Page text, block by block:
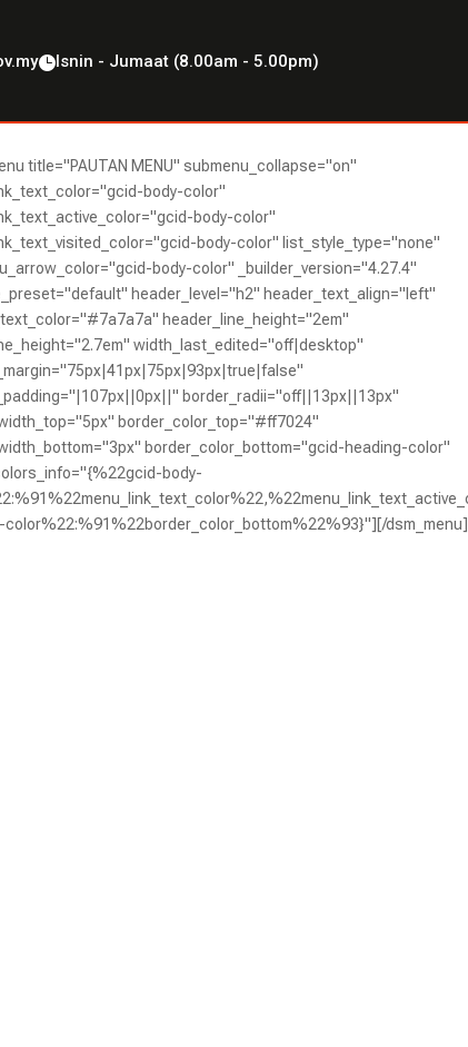
Isnin - Jumaat (8.00am - 5.00pm)
title="PAUTAN MENU" submenu_collapse="on"
body-color"
body-color"
body-color" list_style_type="none"
body-color" _builder_version="4.27.4"
header_level="h2" header_text_align="left"
header_line_height="2em"
width_last_edited="off|desktop"
border_radii="off||13px||13px"
border_color_top="#ff7024"
border_color_bottom="gcid-heading-color"
body-
color%22:%91%22border_color_bottom%22%93}"][/dsm_menu]